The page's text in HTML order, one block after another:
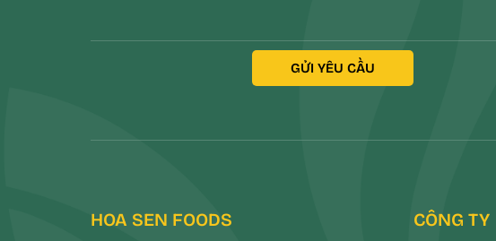
GỬI YÊU CẦU
HOA SEN FOODS CÔNG TY